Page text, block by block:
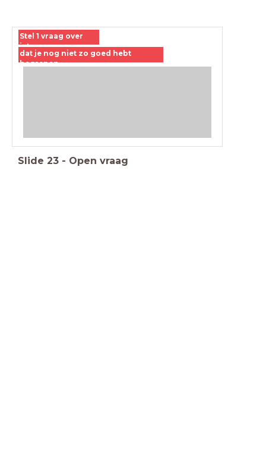
Stel 1 vraag over
iets
dat je nog niet zo goed hebt
begrepen
Slide 23 - Open vraag